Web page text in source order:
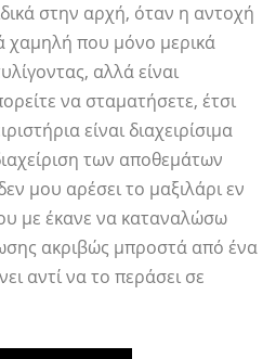
στην αρχή, όταν η αντοχή
χαμηλή που μόνο μερικά
αλλά είναι
να σταματήσετε, έτσι
είναι διαχειρίσιμα
των αποθεμάτων
μου αρέσει το μαξιλάρι εν
με έκανε να καταναλώσω
ακριβώς μπροστά από ένα
αντί να το περάσει σε